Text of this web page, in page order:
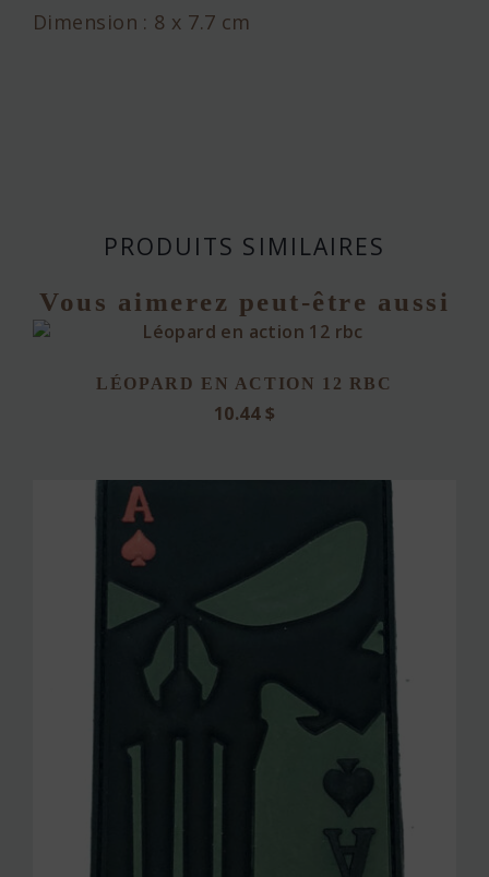
Dimension : 8 x 7.7 cm
PRODUITS SIMILAIRES
Vous aimerez peut-être aussi
LÉOPARD EN ACTION 12 RBC
10.44$